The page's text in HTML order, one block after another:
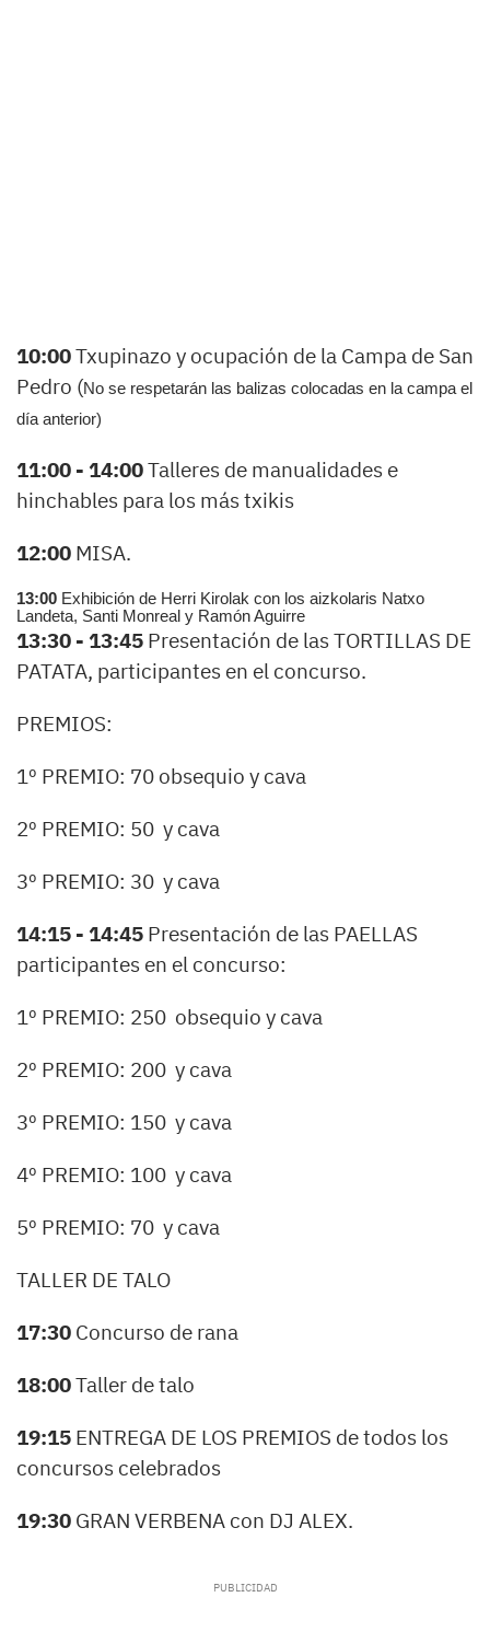
10:00Txupinazo y ocupación de la Campa de San
Pedro (No se respetarán las balizas colocadas en la campa el
día anterior)
11:00 - 14:00Talleres de manualidades e
hinchables para los más txikis
12:00 MISA.
13:00 Exhibición de Herri Kirolak con los aizkolaris Natxo
Landeta, Santi Monreal y Ramón Aguirre
13:30 - 13:45 Presentación de las TORTILLAS DE
PATATA, participantes en el concurso.
PREMIOS:
1º PREMIO: 70 obsequio y cava
2º PREMIO: 50  y cava
3º PREMIO: 30  y cava
14:15 - 14:45 Presentación de las PAELLAS
participantes en el concurso:
1º PREMIO: 250  obsequio y cava
2º PREMIO: 200  y cava
3º PREMIO: 150  y cava
4º PREMIO: 100  y cava
5º PREMIO: 70  y cava
TALLER DE TALO
17:30 Concurso de rana
18:00Taller de talo
19:15 ENTREGA DE LOS PREMIOS de todos los
concursos celebrados
19:30 GRAN VERBENA con DJ ALEX.